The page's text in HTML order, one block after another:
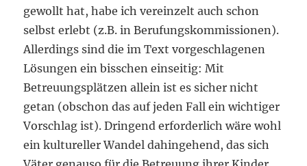
gewollt hat, habe ich vereinzelt auch schon
selbst erlebt (z.B. in Berufungskommissionen).
Allerdings sind die im Text vorgeschlagenen
Lösungen ein bisschen einseitig: Mit
Betreuungsplätzen allein ist es sicher nicht
getan (obschon das auf jeden Fall ein wichtiger
Vorschlag ist). Dringend erforderlich wäre wohl
ein kultureller Wandel dahingehend, das sich